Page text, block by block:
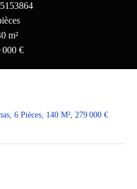
m²
000 €
6 Pièces, 140 M², 279 000 €